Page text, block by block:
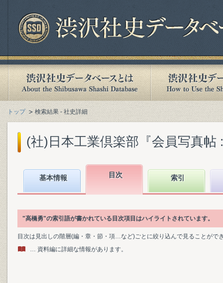
トップ 検索結果 - 社史詳細
(社)日本工業倶楽部『会員写真帖
基本情報 目次 索引
"高橋勇"の索引語が書かれている目次項目はハイライトされています。
目次は見出しの階層(編・章・節・項…など)ごとに絞り込んで見ることがで
… 資料編に詳細な情報があります。